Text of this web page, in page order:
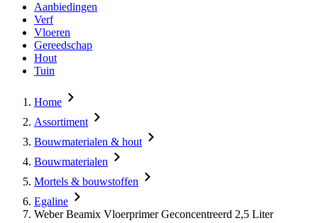
Aanbiedingen
Verf
Vloeren
Gereedschap
Hout
Tuin
Home
Assortiment
Bouwmaterialen & hout
Bouwmaterialen
Mortels & bouwstoffen
Egaline
Weber Beamix Vloerprimer Geconcentreerd 2,5 Liter